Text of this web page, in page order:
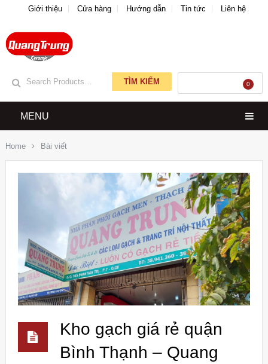
Giới thiệu Cửa hàng Hướng dẫn Tin tức Liên hệ
0
TÌM KIẾM
MENU
Home Bài viết
Kho gạch giá rẻ quận
Bình Thạnh – Quang